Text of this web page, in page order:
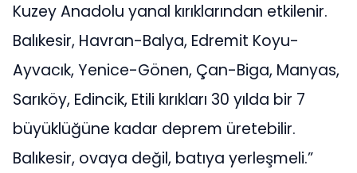
Kuzey Anadolu yanal kırıklarından etkilenir.
Balıkesir, Havran-Balya, Edremit Koyu-
Ayvacık, Yenice-Gönen, Çan-Biga, Manyas,
Sarıköy, Edincik, Etili kırıkları 30 yılda bir 7
büyüklüğüne kadar deprem üretebilir.
Balıkesir, ovaya değil, batıya yerleşmeli.”